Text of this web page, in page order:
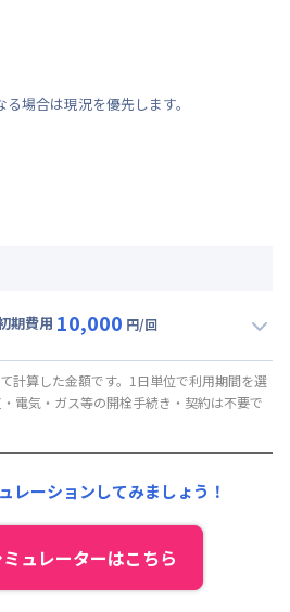
場合は現況を優先します。
期費用 10,000 円/回
円/日)
円/日)
計算した金額です。1日単位で利用期間を選
電気・ガス等の開栓手続き・契約は不要で
レーションしてみましょう！
ュレーターはこちら